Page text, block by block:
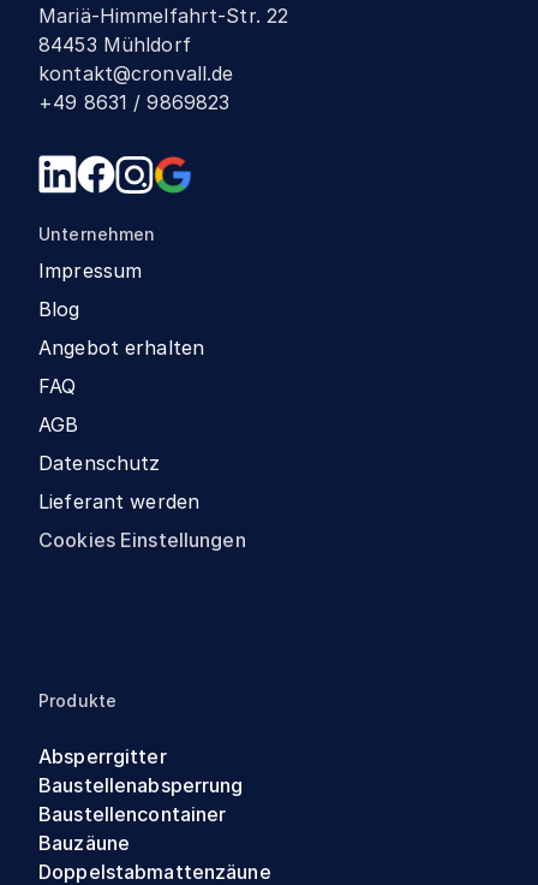
Mariä-Himmelfahrt-Str. 22
84453 Mühldorf
kontakt@cronvall.de
+49 8631 / 9869823
Unternehmen
Impressum
Blog
Angebot erhalten
FAQ
AGB
Datenschutz
Lieferant werden
Cookies Einstellungen
Produkte
Absperrgitter
Baustellenabsperrung
Baustellencontainer
Bauzäune
Doppelstabmattenzäune